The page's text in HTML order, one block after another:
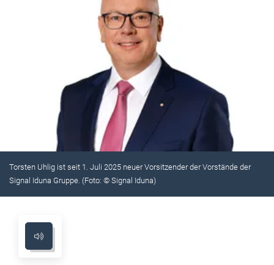
Torsten Uhlig ist seit 1. Juli 2025 neuer Vorsitzender der Vorstände der
Signal Iduna Gruppe. (Foto: © Signal Iduna)